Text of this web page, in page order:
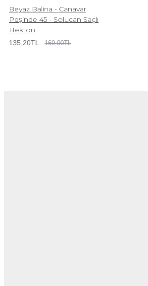
Beyaz Balina - Canavar
Peşinde 45 - Solucan Saçlı
Hekton
135,20TL 169,00TL